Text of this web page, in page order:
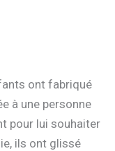
ont fabriqué
à une personne
pour lui souhaiter
ils ont glissé